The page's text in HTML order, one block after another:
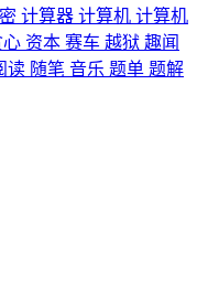
计算器 计算机 计算机
心 资本 赛车 越狱 趣闻
读 随笔 音乐 题单 题解